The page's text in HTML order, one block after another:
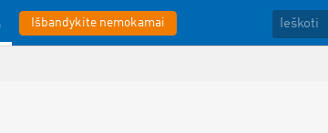
Išbandykite nemokamai